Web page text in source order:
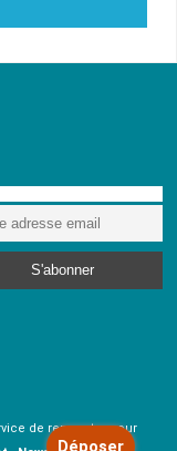
de rencontre pour
Déposer